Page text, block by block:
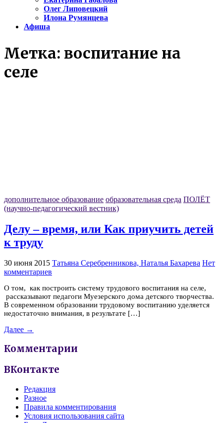
Олег Липовецкий
Илона Румянцева
Афиша
Метка: воспитание на
селе
дополнительное образование образовательная среда ПОЛЁТ
(научно-педагогический вестник)
Делу – время, или Как приучить детей
к труду
30 июня 2015 Татьяна Серебренникова, Наталья Бахарева Нет
комментариев
О том, как построить систему трудового воспитания на селе,
рассказывают педагоги Муезерского дома детского творчества.
В современном образовании трудовому воспитанию уделяется
недостаточно внимания, в результате […]
Далее →
Комментарии
ВКонтакте
Редакция
Разное
Правила комментирования
Условия использования сайта